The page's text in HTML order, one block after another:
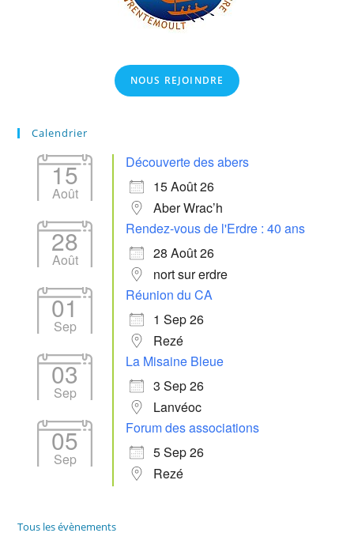
NOUS REJOINDRE
Calendrier
15
Août
Découverte des abers
15 Août 26
Aber Wrac’h
28
Août
Rendez-vous de l'Erdre : 40 ans
28 Août 26
nort sur erdre
01
Sep
Réunion du CA
1 Sep 26
Rezé
03
Sep
La Misaine Bleue
3 Sep 26
Lanvéoc
05
Sep
Forum des associations
5 Sep 26
Rezé
Tous les évènements